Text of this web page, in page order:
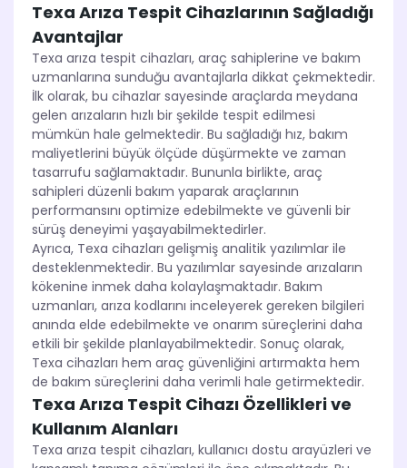
Texa Arıza Tespit Cihazlarının Sağladığı
Avantajlar
Texa arıza tespit cihazları, araç sahiplerine ve bakım
uzmanlarına sunduğu avantajlarla dikkat çekmektedir.
İlk olarak, bu cihazlar sayesinde araçlarda meydana
gelen arızaların hızlı bir şekilde tespit edilmesi
mümkün hale gelmektedir. Bu sağladığı hız, bakım
maliyetlerini büyük ölçüde düşürmekte ve zaman
tasarrufu sağlamaktadır. Bununla birlikte, araç
sahipleri düzenli bakım yaparak araçlarının
performansını optimize edebilmekte ve güvenli bir
sürüş deneyimi yaşayabilmektedirler.
Ayrıca, Texa cihazları gelişmiş analitik yazılımlar ile
desteklenmektedir. Bu yazılımlar sayesinde arızaların
kökenine inmek daha kolaylaşmaktadır. Bakım
uzmanları, arıza kodlarını inceleyerek gereken bilgileri
anında elde edebilmekte ve onarım süreçlerini daha
etkili bir şekilde planlayabilmektedir. Sonuç olarak,
Texa cihazları hem araç güvenliğini artırmakta hem
de bakım süreçlerini daha verimli hale getirmektedir.
Texa Arıza Tespit Cihazı Özellikleri ve
Kullanım Alanları
Texa arıza tespit cihazları, kullanıcı dostu arayüzleri ve